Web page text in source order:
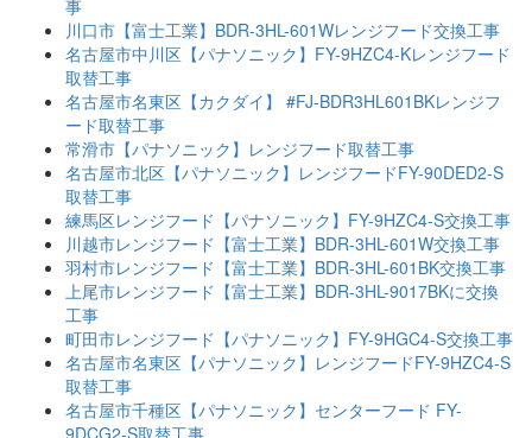
事
川口市【富士工業】BDR-3HL-601Wレンジフード交換工事
名古屋市中川区【パナソニック】FY-9HZC4-Kレンジフード
取替工事
名古屋市名東区【カクダイ】 #FJ-BDR3HL601BKレンジフ
ード取替工事
常滑市【パナソニック】レンジフード取替工事
名古屋市北区【パナソニック】レンジフードFY-90DED2-S
取替工事
練馬区レンジフード【パナソニック】FY-9HZC4-S交換工事
川越市レンジフード【富士工業】BDR-3HL-601W交換工事
羽村市レンジフード【富士工業】BDR-3HL-601BK交換工事
上尾市レンジフード【富士工業】BDR-3HL-9017BKに交換
工事
町田市レンジフード【パナソニック】FY-9HGC4-S交換工事
名古屋市名東区【パナソニック】レンジフードFY-9HZC4-S
取替工事
名古屋市千種区【パナソニック】センターフード FY-
9DCG2-S取替工事